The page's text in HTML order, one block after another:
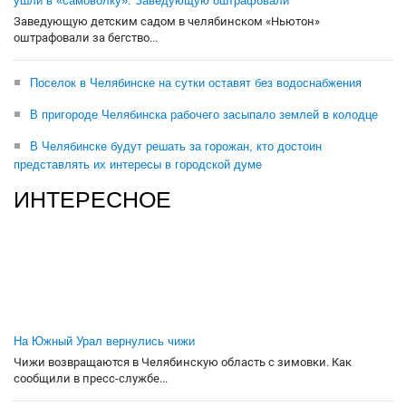
Заведующую детским садом в челябинском «Ньютон»
оштрафовали за бегство...
Поселок в Челябинске на сутки оставят без водоснабжения
В пригороде Челябинска рабочего засыпало землей в колодце
В Челябинске будут решать за горожан, кто достоин
представлять их интересы в городской думе
ИНТЕРЕСНОЕ
На Южный Урал вернулись чижи
Чижи возвращаются в Челябинскую область с зимовки. Как
сообщили в пресс-службе...